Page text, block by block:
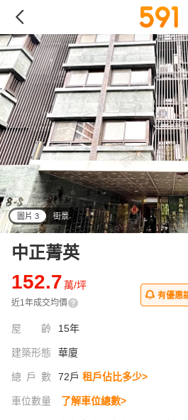
圖片 3 街景
中正菁英
152.7萬/坪
近1年成交均價
有優惠
屋齡 15年
建築形態 華廈
總戶數 72戶 租戶佔比多少>
車位數量 了解車位總數>